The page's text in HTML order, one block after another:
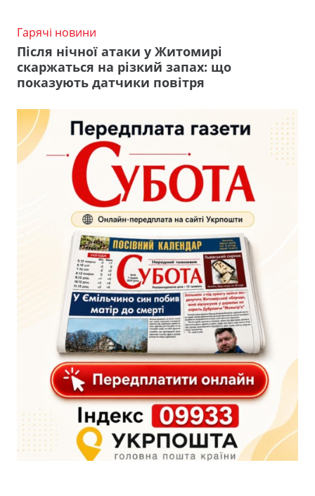
Гарячі новини
Після нічної атаки у Житомирі
скаржаться на різкий запах: що
показують датчики повітря